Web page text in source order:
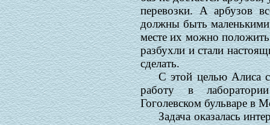
перевозки. А арбузов
должны быть
месте их можно
разбухли и стали
сделать.
С этой целью Алиса
работу в
Гоголевском бульваре в
Задача оказалась